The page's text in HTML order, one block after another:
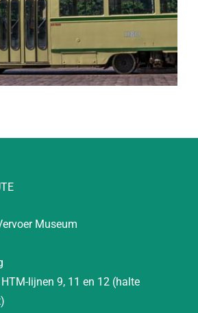
Museum
lijnen 9, 11 en 12 (halte